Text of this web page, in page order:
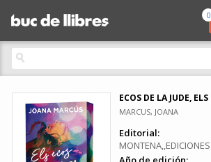
0
ECOS DE LA JUDE, ELS
MARCUS, JOANA
Editorial:
MONTENA,,EDICIONES